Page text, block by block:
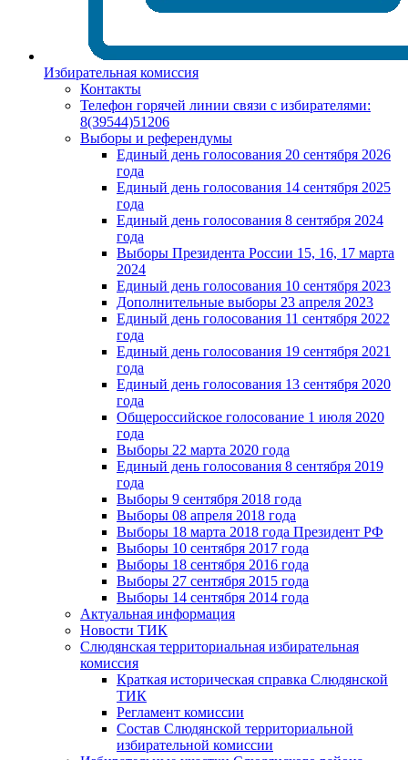
Избирательная комиссия
Контакты
Телефон горячей линии связи с избирателями:
8(39544)51206
Выборы и референдумы
Единый день голосования 20 сентября 2026
года
Единый день голосования 14 сентября 2025
года
Единый день голосования 8 сентября 2024
года
Выборы Президента России 15, 16, 17 марта
2024
Единый день голосования 10 сентября 2023
Дополнительные выборы 23 апреля 2023
Единый день голосования 11 сентября 2022
года
Единый день голосования 19 сентября 2021
года
Единый день голосования 13 сентября 2020
года
Общероссийское голосование 1 июля 2020
года
Выборы 22 марта 2020 года
Единый день голосования 8 сентября 2019
года
Выборы 9 сентября 2018 года
Выборы 08 апреля 2018 года
Выборы 18 марта 2018 года Президент РФ
Выборы 10 сентября 2017 года
Выборы 18 сентября 2016 года
Выборы 27 сентября 2015 года
Выборы 14 сентября 2014 года
Актуальная информация
Новости ТИК
Слюдянская территориальная избирательная
комиссия
Краткая историческая справка Слюдянской
ТИК
Регламент комиссии
Состав Слюдянской территориальной
избирательной комиссии